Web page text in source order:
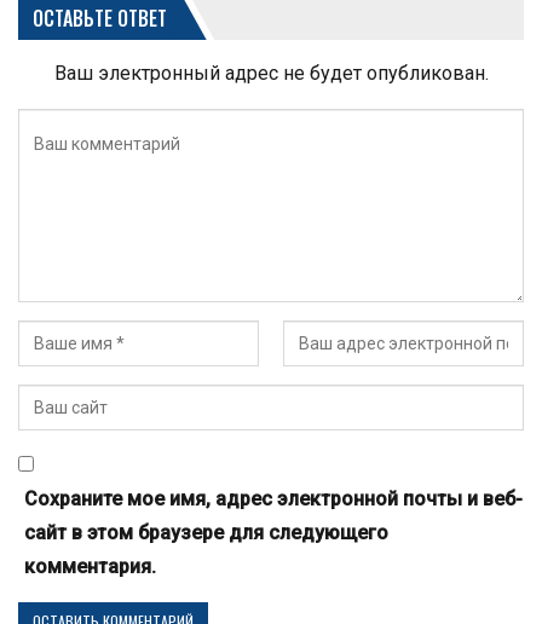
ОСТАВЬТЕ ОТВЕТ
Ваш электронный адрес не будет опубликован.
Сохраните мое имя, адрес электронной почты и веб-
сайт в этом браузере для следующего
комментария.